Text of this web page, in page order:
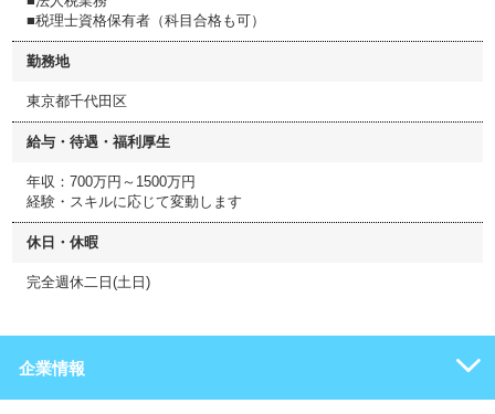
■税理士資格保有者（科目合格も可）
勤務地
東京都千代田区
給与・待遇・福利厚生
年収：700万円～1500万円
経験・スキルに応じて変動します
休日・休暇
完全週休二日(土日)
企業情報